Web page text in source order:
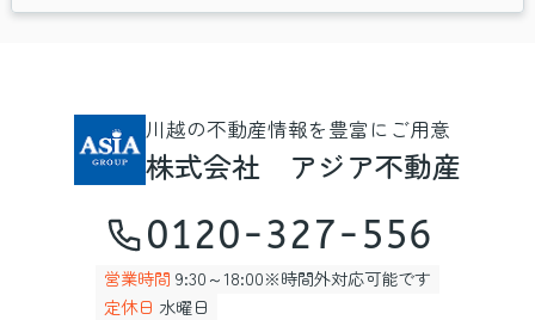
川越の不動産情報を豊富にご用意
株式会社 アジア不動産
0120-327-556
営業時間 9:30～18:00※時間外対応可能です
定休日 水曜日